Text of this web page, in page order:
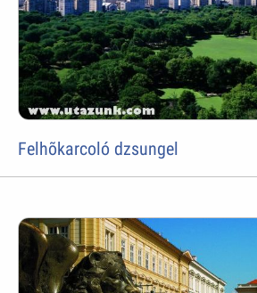
Felhõkarcoló dzsungel